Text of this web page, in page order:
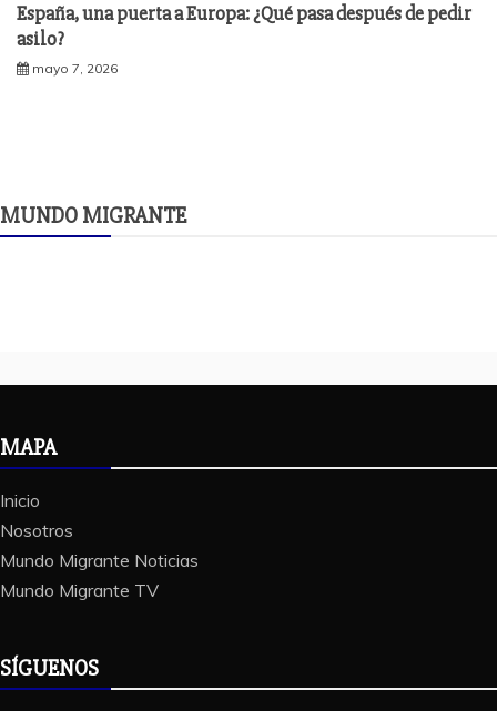
España, una puerta a Europa: ¿Qué pasa después de pedir
asilo?
mayo 7, 2026
MUNDO MIGRANTE
MAPA
Inicio
Nosotros
Mundo Migrante Noticias
Mundo Migrante TV
SÍGUENOS